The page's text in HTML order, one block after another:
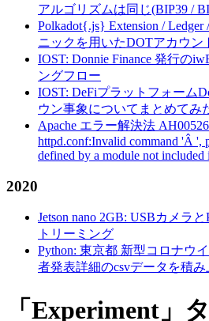
アルゴリズムは同じ(BIP39 /
Polkadot{.js} Extension /
ニックを用いたDOTアカウン
IOST: Donnie Finance 発行の
ングフロー
IOST: DeFiプラットフォーム
ウン事象についてまとめてみ
Apache エラー解決法
httpd.conf:Invalid command 'Â ',
defined by a module not included
2020
Jetson nano 2GB: USBカメラ
トリーミング
Python: 東京都 新型コロナウ
者発表詳細のcsvデータを積
「Experiment」